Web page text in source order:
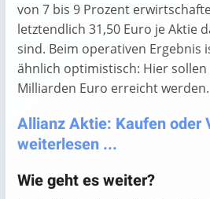
von 7 bis 9 Prozent
letztendlich 31,50 Euro je Aktie
sind. Beim operativen Ergebnis
ähnlich optimistisch: Hier
Milliarden Euro erreicht werden.
Allianz Aktie: Kaufen oder
weiterlesen ...
Wie geht es weiter?